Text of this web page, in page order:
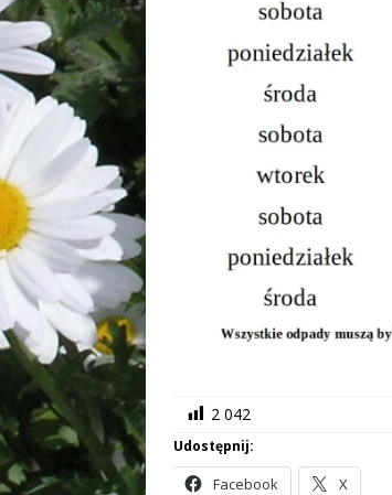
2 042
Udostępnij:
Facebook X